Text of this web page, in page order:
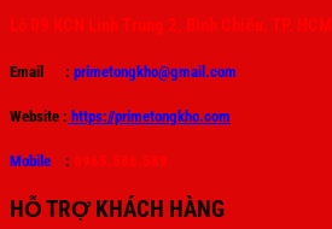
Lô 09 KCN Linh Trung 2, Bình Chiểu, TP. HCM
Email : primetongkho@gmail.com
Website : https://primetongkho.com
Mobile : 0965.586.589
HỖ TRỢ KHÁCH HÀNG